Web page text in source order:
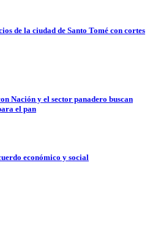
de la ciudad de Santo Tomé con cortes
Nación y el sector panadero buscan
el pan
económico y social